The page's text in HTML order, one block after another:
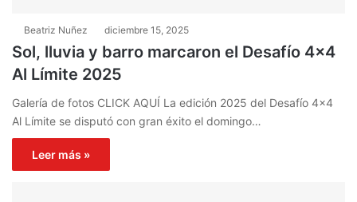
Beatriz Nuñez diciembre 15, 2025
Sol, lluvia y barro marcaron el Desafío 4×4
Al Límite 2025
Galería de fotos CLICK AQUÍ La edición 2025 del Desafío 4×4
Al Límite se disputó con gran éxito el domingo…
Leer más »